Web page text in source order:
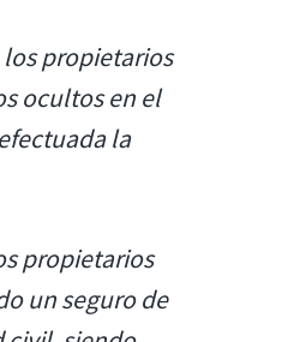
los propietarios
ocultos en el
la
propietarios
un seguro de